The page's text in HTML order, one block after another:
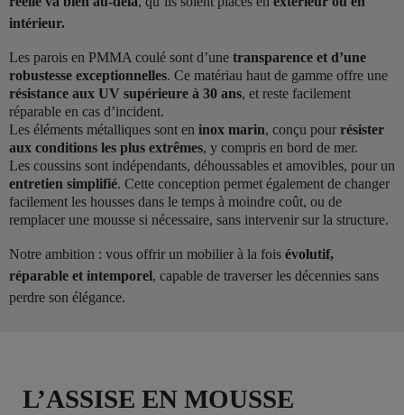
intérieur.
Les parois en PMMA coulé sont d’une transparence et d’une
robustesse exceptionnelles. Ce matériau haut de gamme offre une
résistance aux UV supérieure à 30 ans, et reste facilement
réparable en cas d’incident.
Les éléments métalliques sont en inox marin, conçu pour résister
aux conditions les plus extrêmes, y compris en bord de mer.
Les coussins sont indépendants, déhoussables et amovibles, pour un
entretien simplifié. Cette conception permet également de changer
facilement les housses dans le temps à moindre coût, ou de
remplacer une mousse si nécessaire, sans intervenir sur la structure.
Notre ambition : vous offrir un mobilier à la fois évolutif,
réparable et intemporel, capable de traverser les décennies sans
perdre son élégance.
L’ASSISE EN MOUSSE